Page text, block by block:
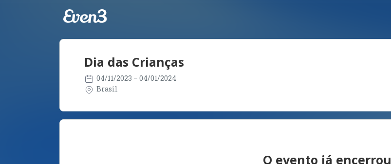
Dia das Crianças
04/11/2023 – 04/01/2024
Brasil
O evento já encerrou